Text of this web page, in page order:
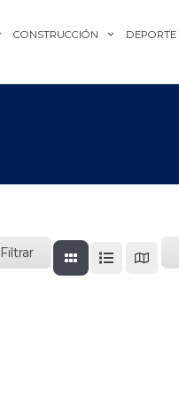
CONSTRUCCIÓN DEPORTE
Filtrar